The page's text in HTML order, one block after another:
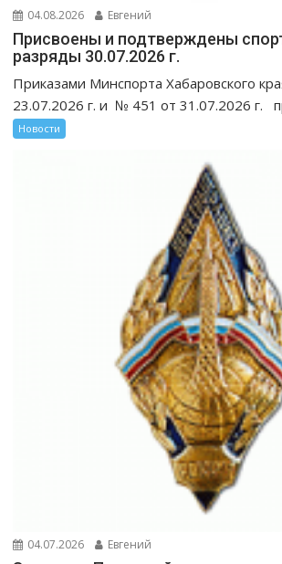
04.08.2026 Евгений
Присвоены и подтверждены
разряды 30.07.2026 г.
Приказами Минспорта Хабаровского
23.07.2026 г. и № 451 от 31.07.2026 г.
Новости
04.07.2026 Евгений